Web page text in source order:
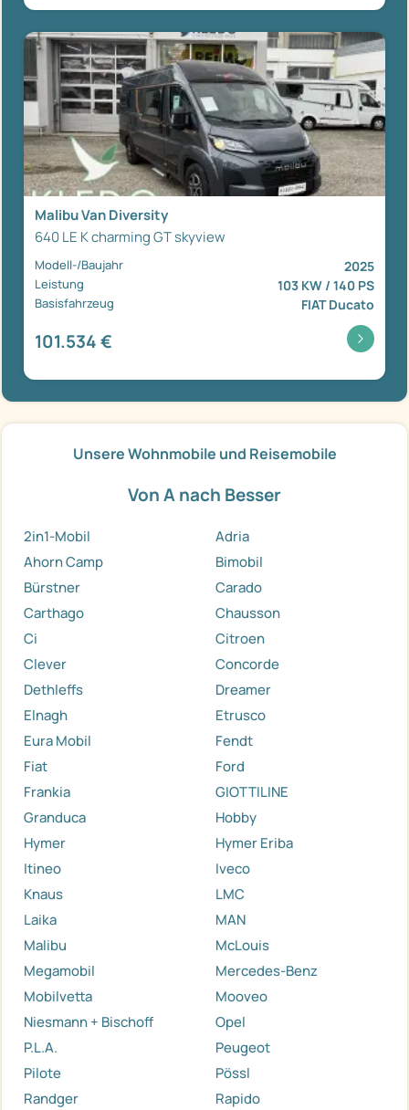
Malibu Van Diversity
640 LE K charming GT skyview
Modell-/Baujahr 2025
Leistung 103 KW / 140 PS
Basisfahrzeug FIAT Ducato
101.534 €
Unsere Wohnmobile und Reisemobile
Von A nach Besser
2in1-Mobil
Adria
Ahorn Camp
Bimobil
Bürstner
Carado
Carthago
Chausson
Ci
Citroen
Clever
Concorde
Dethleffs
Dreamer
Elnagh
Etrusco
Eura Mobil
Fendt
Fiat
Ford
Frankia
GIOTTILINE
Granduca
Hobby
Hymer
Hymer Eriba
Itineo
Iveco
Knaus
LMC
Laika
MAN
Malibu
McLouis
Megamobil
Mercedes-Benz
Mobilvetta
Mooveo
Niesmann + Bischoff
Opel
P.L.A.
Peugeot
Pilote
Pössl
Randger
Rapido